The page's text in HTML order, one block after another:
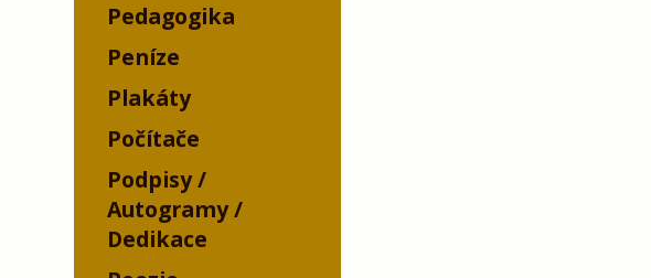
Pedagogika
Peníze
Plakáty
Počítače
Podpisy /
Autogramy /
Dedikace